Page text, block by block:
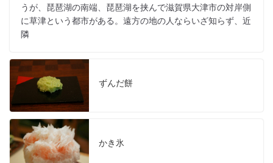
うが、琵琶湖の南端、琵琶湖を挟んで滋賀県大津市の対岸側
に草津という都市がある。遠方の地の人ならいざ知らず、近
隣
ずんだ餅
かき氷